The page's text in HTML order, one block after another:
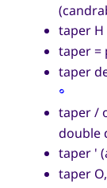
taper
taper =
taper
॰
taper /
double
taper '
taper